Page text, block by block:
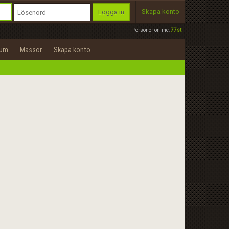
Personer online:77st
Logga in Skapa konto
Mässor Skapa konto